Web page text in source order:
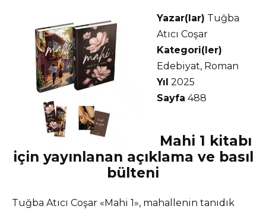
Yazar(lar) Tuğba
Atıcı Coşar
Kategori(ler)
Edebiyat, Roman
Yıl 2025
Sayfa 488
Mahi 1 kitabı
için yayınlanan açıklama ve basıl
bülteni
Tuğba Atıcı Coşar «Mahi 1», mahallenin tanıdık